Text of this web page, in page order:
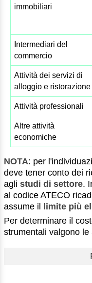
immobiliari
Intermediari del
commercio
Attività dei servizi di
alloggio e ristorazione
Attività professionali
Altre attività
economiche
NOTA: per
deve tener conto dei
agli studi di settore.
al codice ATECO
assume il
limite più
Per determinare il
strumentali valgono le